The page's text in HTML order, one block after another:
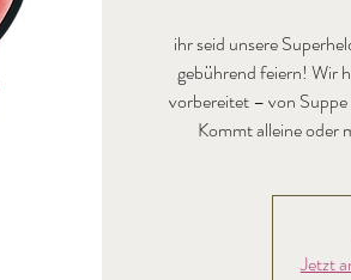
ihr seid unsere
gebührend feiern! Wir
vorbereitet – von
Kommt alleine oder
Jetzt